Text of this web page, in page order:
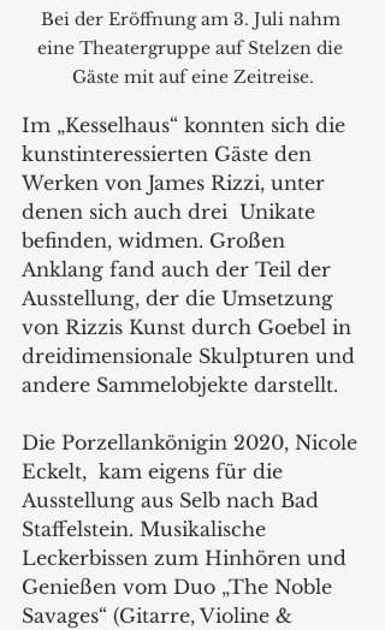
Bei der Eröffnung am 3. Juli nahm
eine Theatergruppe auf Stelzen die
Gäste mit auf eine Zeitreise.
Im „Kesselhaus“ konnten sich die
kunstinteressierten Gäste den
Werken von James Rizzi, unter
denen sich auch drei  Unikate
befinden, widmen. Großen
Anklang fand auch der Teil der
Ausstellung, der die Umsetzung
von Rizzis Kunst durch Goebel in
dreidimensionale Skulpturen und
andere Sammelobjekte darstellt.
Die Porzellankönigin 2020, Nicole
Eckelt,  kam eigens für die
Ausstellung aus Selb nach Bad
Staffelstein. Musikalische
Leckerbissen zum Hinhören und
Genießen vom Duo „The Noble
Savages“ (Gitarre, Violine &